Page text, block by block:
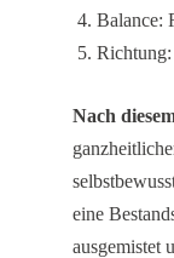
Balance:
Nach
eine
ausgemistet